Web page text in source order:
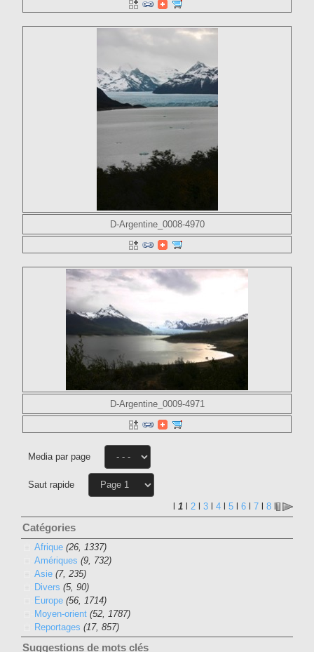
D-Argentine_0008-4970
D-Argentine_0009-4971
Media par page
Saut rapide
l 1 l 2 l 3 l 4 l 5 l 6 l 7 l 8 l
Catégories
Afrique (26, 1337)
Amériques (9, 732)
Asie (7, 235)
Divers (5, 90)
Europe (56, 1714)
Moyen-orient (52, 1787)
Reportages (17, 857)
Suggestions de mots clés